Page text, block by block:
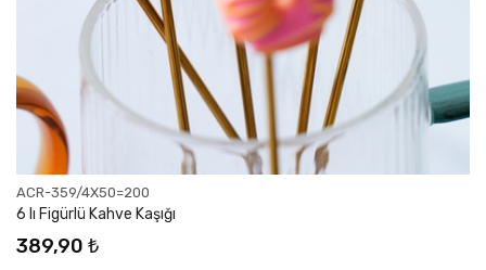
ACR-359/4X50=200
6 lı Figürlü Kahve Kaşığı
389,90 ₺